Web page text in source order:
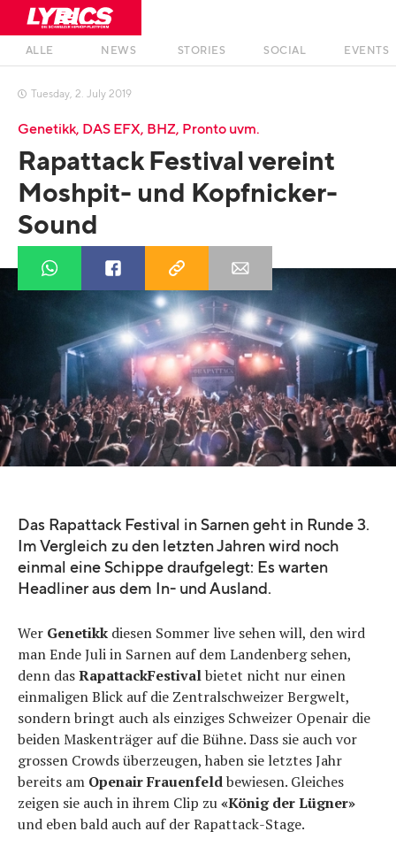
ALLE NEWS STORIES SOCIAL EVENTS
 Tuesday, 2. July 2019
Genetikk, DAS EFX, BHZ, Pronto uvm.
Rapattack Festival vereint
Moshpit- und Kopfnicker-
Sound
Das Rapattack Festival in Sarnen geht in Runde 3.
Im Vergleich zu den letzten Jahren wird noch
einmal eine Schippe draufgelegt: Es warten
Headliner aus dem In- und Ausland.
Wer Genetikk diesen Sommer live sehen will, den wird
man Ende Juli in Sarnen auf dem Landenberg sehen,
denn dasRapattackFestivalbietet nicht nur einen
einmaligen Blick auf die Zentralschweizer Bergwelt,
sondern bringt auch als einziges Schweizer Openair die
beiden Maskenträger auf die Bühne. Dass sie auch vor
grossen Crowds überzeugen, haben sie letztes Jahr
bereits am Openair Frauenfeldbewiesen. Gleiches
zeigen sie auch in ihrem Clip zu«König der Lügner»
und eben bald auch auf der Rapattack-Stage.